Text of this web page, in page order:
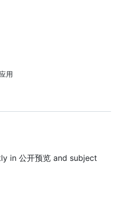
用
in 公开预览 and subject